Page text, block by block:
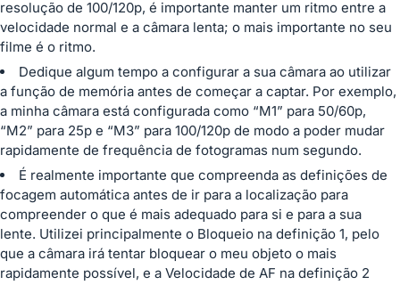
resolução de 100/120p, é importante manter um ritmo entre a
velocidade normal e a câmara lenta; o mais importante no seu
filme é o ritmo.
Dedique algum tempo a configurar a sua câmara ao utilizar
a função de memória antes de começar a captar. Por exemplo,
a minha câmara está configurada como “M1” para 50/60p,
“M2” para 25p e “M3” para 100/120p de modo a poder mudar
rapidamente de frequência de fotogramas num segundo.
É realmente importante que compreenda as definições de
focagem automática antes de ir para a localização para
compreender o que é mais adequado para si e para a sua
lente. Utilizei principalmente o Bloqueio na definição 1, pelo
que a câmara irá tentar bloquear o meu objeto o mais
rapidamente possível, e a Velocidade de AF na definição 2